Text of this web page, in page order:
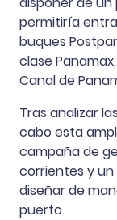
permitiría
buques
clase
Canal de
Tras analizar
cabo esta
campaña de
corrientes y un
diseñar de
puerto.